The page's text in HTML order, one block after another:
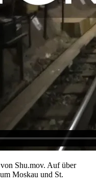
Shu.mov. Auf über
Moskau und St.